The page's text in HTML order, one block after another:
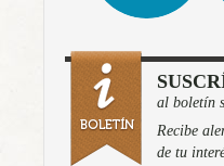
al boletín
Recibe
de tu